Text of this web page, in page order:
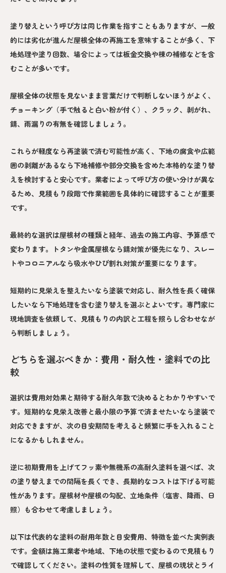
塗り替えという呼び方は同じ作業を指すこともありますが、一般
的には劣化が進んだ屋根全体の再施工を意味することが多く、下
地処理や塗り回数、場合によっては板金交換や棟の補修などを含
むことが多いです。
屋根全体の状態を見ないまま言葉だけで判断しないほうがよく、
チョーキング（手で触ると白い粉が付く）、クラック、剥がれ、
錆、雨漏りの有無を確認しましょう。
これらが軽度なら再塗装で済む可能性が高く、下地の腐食や広範
囲の剥離があるなら下地補修や部分交換を含めた本格的な塗り替
えを検討すると安心です。業者によって呼び方の使い分けが異な
るため、見積もり段階で作業範囲を具体的に確認することが重要
です。
最終的な選択は屋根材の種類と経年、過去の施工内容、予算感で
変わります。トタンや金属屋根なら錆対策が優先になり、スレー
トやコロニアルなら吸水やひび割れ対策が重要になります。
短期的に見栄えを整えたいなら塗装で対応し、耐久性を長く確保
したいなら下地処理を含む塗り替えを選ぶとよいです。専門家に
現地調査を依頼して、見積もりの内訳と工程を照らし合わせなが
ら判断しましょう。
どちらを選ぶべきか：費用・耐久性・塗料での比
較
選択は費用対効果と期待する耐久年数で決めるとわかりやすいで
す。短期的な見栄え改善と最小限の予算で済ませたいなら塗装で
対応できますが、次の目安期間を考えると頻繁に手を入れること
になるかもしれません。
逆に初期費用を上げてフッ素や無機系の高耐久塗料を選べば、次
の塗り替えまでの間隔を長くでき、長期的なコストは下げる可能
性があります。屋根材や屋根の勾配、立地条件（塩害、降雨、日
照）も合わせて考慮しましょう。
以下は代表的な塗料の耐用年数と目安費用、特徴を並べた実例表
です。金額は施工業者や地域、下地の状態で変わるので見積もり
で確認してください。塗料の性質を理解して、屋根の現状とライ